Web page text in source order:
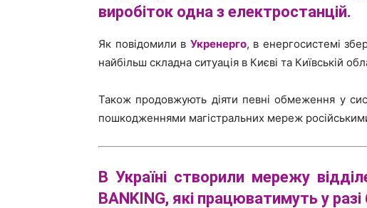
виробіток одна з електростанцій.
Як повідомили в Укренерго, в енергосистемі
найбільш складна ситуація в Києві та Київській
Також продовжують діяти певні обмеження у
пошкодженнями магістральних мереж
В Україні створили мережу
BANKING, які працюватимуть у разі